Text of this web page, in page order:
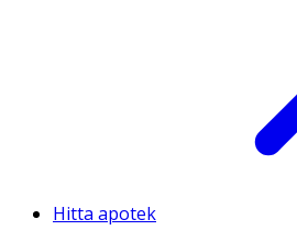
Hitta apotek